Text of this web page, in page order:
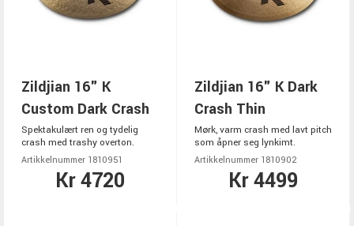
Zildjian 16" K
Custom Dark Crash
Spektakulært ren og tydelig
crash med trashy overton.
Artikkelnummer 1810951
Kr 4720
Zildjian 16" K Dark
Crash Thin
Mørk, varm crash med lavt pitch
som åpner seg lynkimt.
Artikkelnummer 1810902
Kr 4499